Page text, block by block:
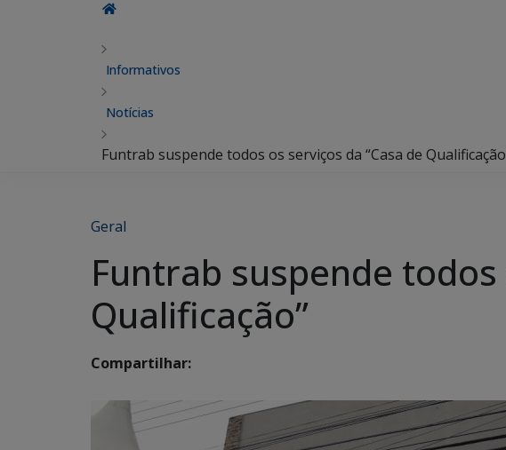
Informativos
Notícias
Funtrab suspende todos os serviços da “Casa de
Geral
Funtrab suspende todos
Qualificação”
Compartilhar: